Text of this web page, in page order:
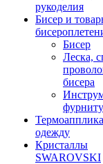
рукоделия
Бисер и
Бисер
Леска,
бисера
одежду
Кристаллы
SWAROVSKI